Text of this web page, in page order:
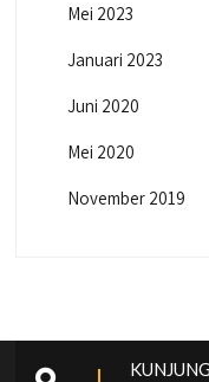
Mei 2023
Januari 2023
Juni 2020
Mei 2020
November 2019